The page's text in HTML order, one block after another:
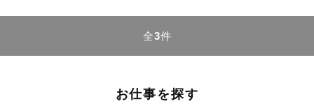
全3件
お仕事を探す